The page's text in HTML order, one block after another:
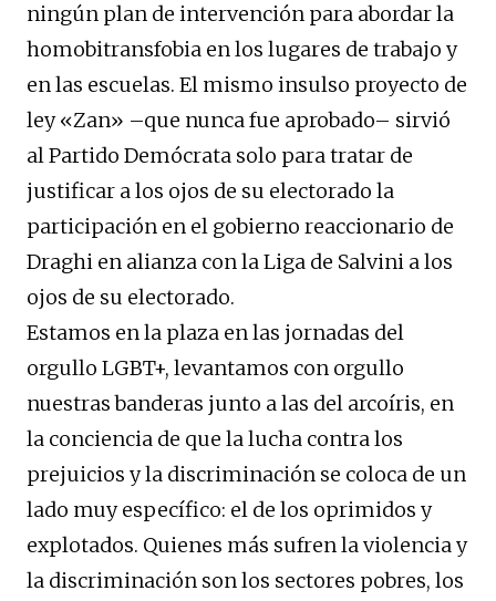
ningún plan de intervención para abordar la
homobitransfobia en los lugares de trabajo y
en las escuelas. El mismo insulso proyecto de
ley «Zan» –que nunca fue aprobado– sirvió
al Partido Demócrata solo para tratar de
justificar a los ojos de su electorado la
participación en el gobierno reaccionario de
Draghi en alianza con la Liga de Salvini a los
ojos de su electorado.
Estamos en la plaza en las jornadas del
orgullo LGBT+, levantamos con orgullo
nuestras banderas junto a las del arcoíris, en
la conciencia de que la lucha contra los
prejuicios y la discriminación se coloca de un
lado muy específico: el de los oprimidos y
explotados. Quienes más sufren la violencia y
la discriminación son los sectores pobres, los